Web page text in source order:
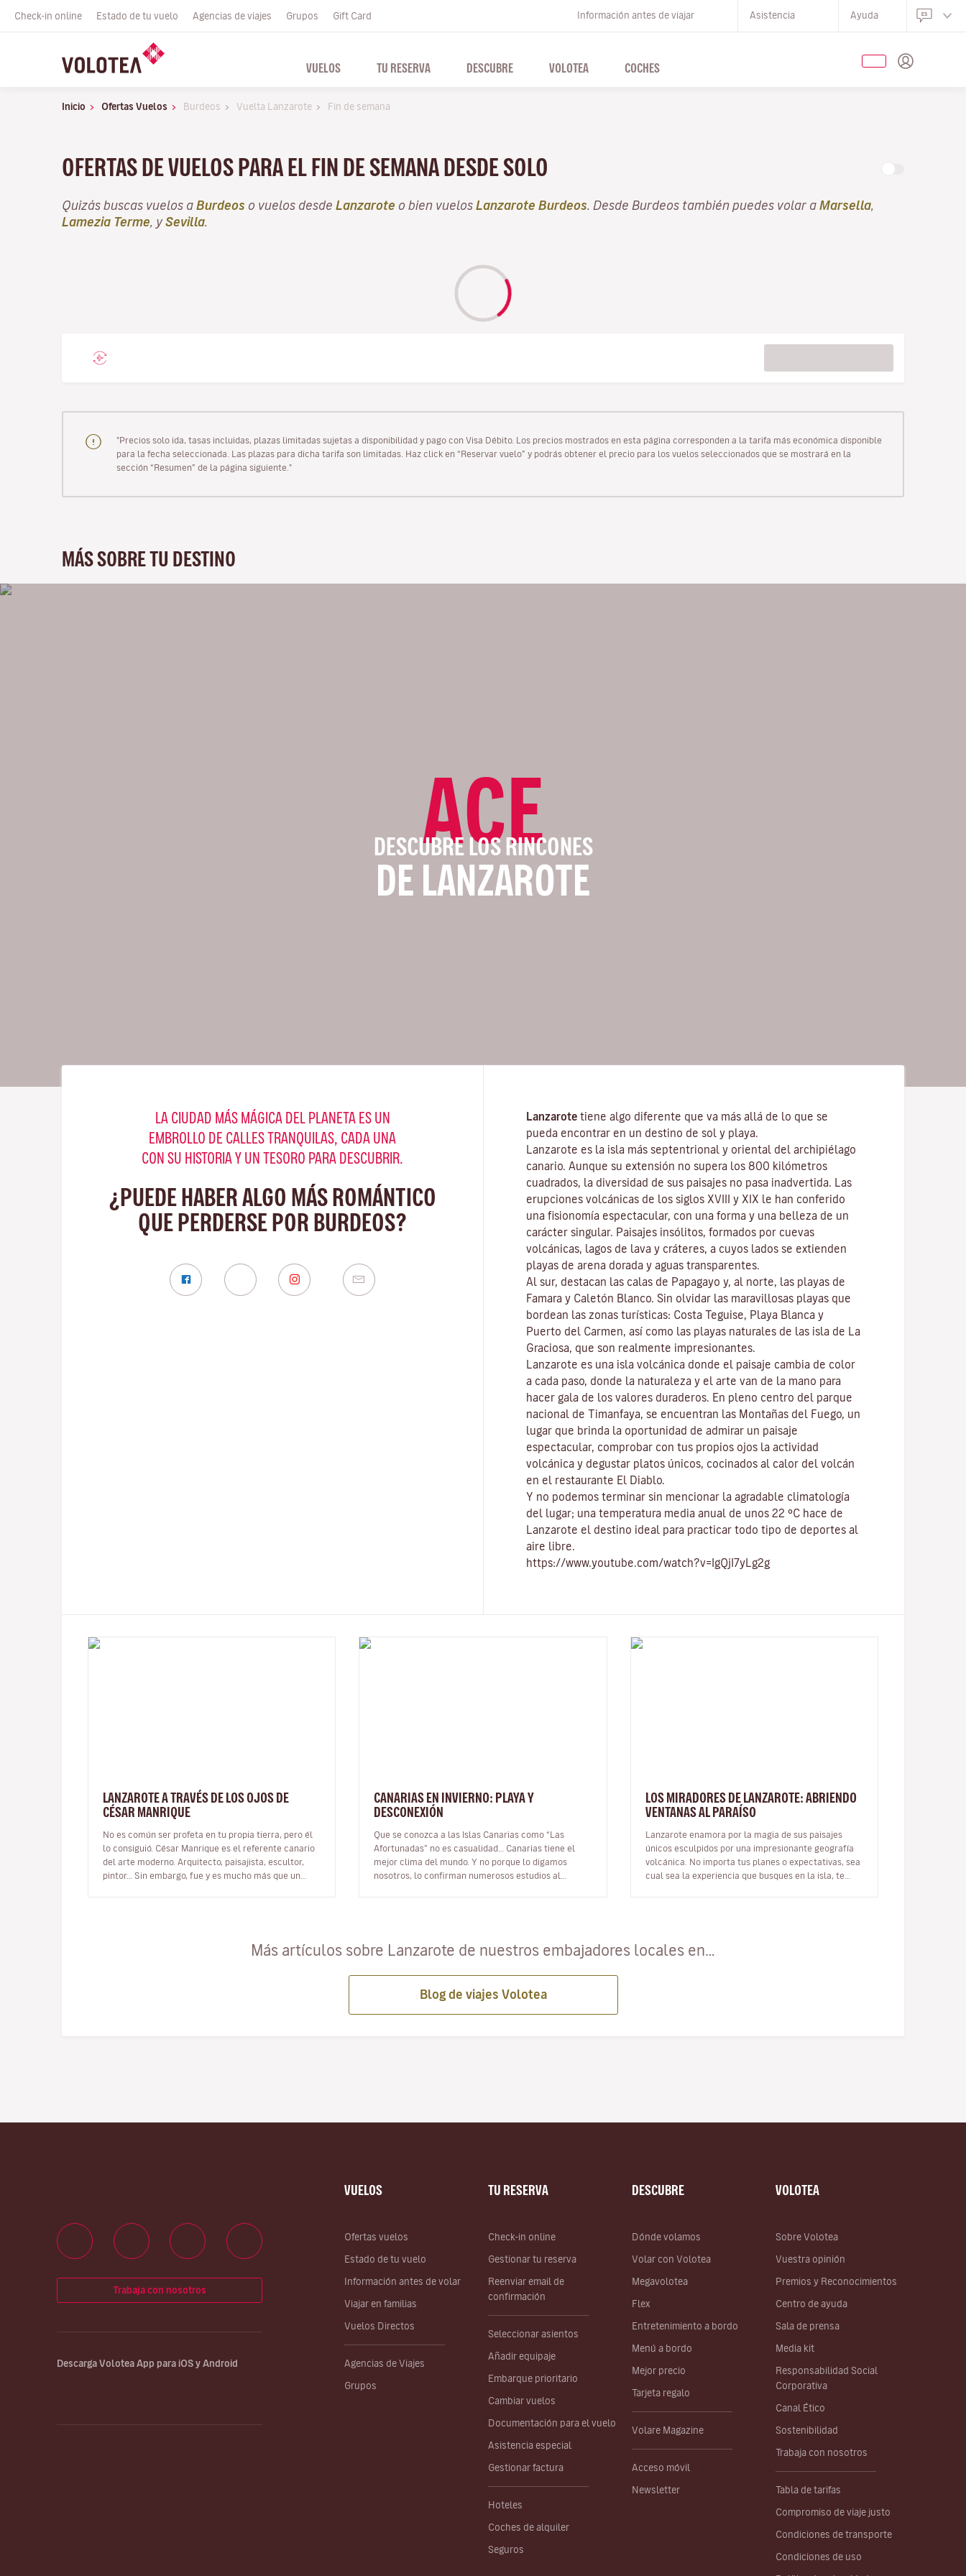
Check-in online Estado de tu vuelo Agencias de viajes Grupos Gift Card Información antes de viajar Asistencia Ayuda
VUELOS TU RESERVA DESCUBRE VOLOTEA COCHES
Inicio Ofertas Vuelos Burdeos Vuelta Lanzarote Fin de semana
OFERTAS DE VUELOS PARA EL FIN DE SEMANA DESDE SOLO
Quizás buscas vuelos a Burdeos o vuelos desde Lanzarote o bien vuelos Lanzarote Burdeos . Desde Burdeos también puedes volar a Marsella
Lamezia Terme , ySevilla
"Precios solo ida, tasas incluidas, plazas limitadas sujetas a disponibilidad y pago con Visa Débito. Los precios mostrados en esta página corresponden a la tarifa más económica disponible
para la fecha seleccionada. Las plazas para dicha tarifa son limitadas. Haz click en “Reservar vuelo” y podrás obtener el precio para los vuelos seleccionados que se mostrará en la
sección “Resumen” de la página siguiente."
MÁS SOBRE TU DESTINO
ACE
DESCUBRE LOS RINCONES
DE LANZAROTE
LA CIUDAD MÁS MÁGICA DEL PLANETA ES UN
EMBROLLO DE CALLES TRANQUILAS, CADA UNA
CON SU HISTORIA Y UN TESORO PARA DESCUBRIR.
¿PUEDE HABER ALGO MÁS ROMÁNTICO
QUE PERDERSE POR BURDEOS?
Lanzarote tiene algo diferente que va más allá de lo que se
pueda encontrar en un destino de sol y playa.
Lanzarote es la isla más septentrional y oriental del archipiélago
canario. Aunque su extensión no supera los 800 kilómetros
cuadrados, la diversidad de sus paisajes no pasa inadvertida. Las
erupciones volcánicas de los siglos XVIII y XIX le han conferido
una fisionomía espectacular, con una forma y una belleza de un
carácter singular. Paisajes insólitos, formados por cuevas
volcánicas, lagos de lava y cráteres, a cuyos lados se extienden
playas de arena dorada y aguas transparentes.
Al sur, destacan las calas de Papagayo y, al norte, las playas de
Famara y Caletón Blanco . Sin olvidar las maravillosas playas que
bordean las zonas turísticas: Costa Teguise Playa Blanca y
Puerto del Carmen , así como las playas naturales de las isla de
La
Graciosa , que son realmente impresionantes.
Lanzarote es una isla volcánica donde el paisaje cambia de color
a cada paso, donde la naturaleza y el arte van de la mano para
hacer gala de los valores duraderos. En pleno centro del parque
nacional de Timanfaya , se encuentran las Montañas del Fuego , un
lugar que brinda la oportunidad de admirar un paisaje
espectacular, comprobar con tus propios ojos la actividad
volcánica y degustar platos únicos, cocinados al calor del volcán
en el restaurante El Diablo.
Y no podemos terminar sin mencionar la agradable climatología
del lugar; una temperatura media anual de unos 22 ºC hace de
Lanzarote el destino ideal para practicar todo tipo de deportes al
aire libre
https://www.youtube.com/watch?v=IgQjI7yLg2g
LANZAROTE A TRAVÉS DE LOS OJOS DE
CÉSAR MANRIQUE
No es común ser profeta en tu propia tierra, pero él
lo consiguió. César Manrique es el referente canario
del arte moderno. Arquitecto, paisajista, escultor,
pintor… Sin embargo, fue y es mucho más que un
CANARIAS EN INVIERNO: PLAYA Y
DESCONEXIÓN
Que se conozca a las Islas Canarias como “Las
Afortunadas” no es casualidad… Canarias tiene el
mejor clima del mundo. Y no porque lo digamos
nosotros, lo confirman numerosos estudios al
LOS MIRADORES DE LANZAROTE: ABRIENDO
VENTANAS AL PARAÍSO
Lanzarote enamora por la magia de sus paisajes
únicos esculpidos por una impresionante geografía
volcánica. No importa tus planes o expectativas, sea
cual sea la experiencia que busques en la isla, te
Más artículos sobre Lanzarote de nuestros embajadores locales en…
Blog de viajes Volotea
VUELOS
Ofertas vuelos
Estado de tu vuelo
Información antes de volar
Viajar en familias
Vuelos Directos
Agencias de Viajes
Grupos
TU RESERVA
Check-in online
Gestionar tu reserva
Reenviar email de
confirmación
Seleccionar asientos
Añadir equipaje
Embarque prioritario
Cambiar vuelos
Documentación para el vuelo
Asistencia especial
Gestionar factura
Hoteles
Coches de alquiler
Seguros
DESCUBRE
Dónde volamos
Volar con Volotea
Megavolotea
Flex
Entretenimiento a bordo
Menú a bordo
Mejor precio
Tarjeta regalo
Volare Magazine
Acceso móvil
Newsletter
VOLOTEA
Sobre Volotea
Vuestra opinión
Premios y Reconocimientos
Centro de ayuda
Sala de prensa
Media kit
Responsabilidad Social
Corporativa
Canal Ético
Sostenibilidad
Trabaja con nosotros
Tabla de tarifas
Compromiso de viaje justo
Condiciones de transporte
Condiciones de uso
Trabaja con nosotros
Descarga Volotea App para iOS y Android